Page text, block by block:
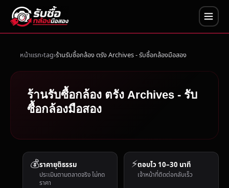
หน้าแรก tag ร้านรับซื้อกล้อง ตรัง Archives - รับซื้อกล้องมือสอง
ร้านรับซื้อกล้อง ตรัง Archives - รับ
ซื้อกล้องมือสอง
💰ราคายุติธรรม
ประเมินตามตลาดจริง ไม่กด
ราคา
⚡ตอบไว 10–30 นาที
เจ้าหน้าที่ติดต่อกลับเร็ว